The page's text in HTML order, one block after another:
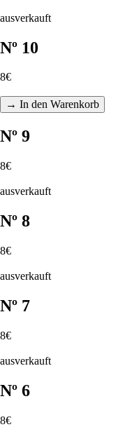
ausverkauft
Nº 10
8€
→ In den Warenkorb
Nº 9
8€
ausverkauft
Nº 8
8€
ausverkauft
Nº 7
8€
ausverkauft
Nº 6
8€